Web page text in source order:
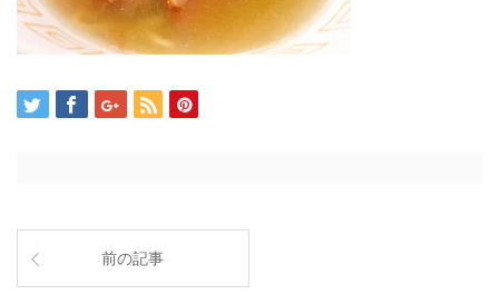
前の記事